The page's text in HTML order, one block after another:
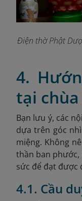
Điện thờ Phật
4.
tại
Bạn lưu ý, các
dựa trên góc
miệng. Không
thần ban
sức để đạt được
4.1. Cầu